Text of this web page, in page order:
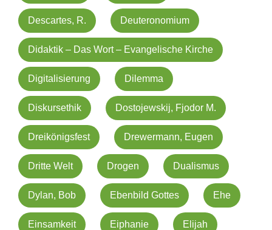
Descartes, R. Deuteronomium
Didaktik – Das Wort – Evangelische Kirche
Digitalisierung Dilemma
Diskursethik Dostojewskij, Fjodor M.
Dreikönigsfest Drewermann, Eugen
Dritte Welt Drogen Dualismus
Dylan, Bob Ebenbild Gottes Ehe
Einsamkeit Eiphanie Elijah